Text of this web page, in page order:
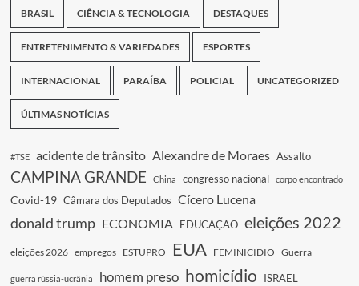
BRASIL CIÊNCIA & TECNOLOGIA DESTAQUES
ENTRETENIMENTO & VARIEDADES ESPORTES
INTERNACIONAL PARAÍBA POLICIAL UNCATEGORIZED
ÚLTIMAS NOTÍCIAS
#TSE acidente de trânsito Alexandre de Moraes Assalto
CAMPINA GRANDE China congresso nacional corpo encontrado
Covid-19 Câmara dos Deputados Cícero Lucena
donald trump ECONOMIA EDUCAÇÃO eleições 2022
eleições 2026 empregos ESTUPRO EUA FEMINICIDIO Guerra
guerra rússia-ucrânia homem preso homicídio ISRAEL